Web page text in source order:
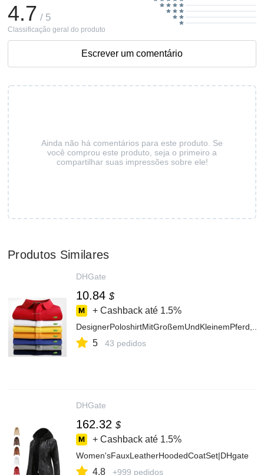
Ainda não há comentários para este produto. Se
você comprou este produto, seja o primeiro a
compartilhar suas impressões sobre ele!
4.7 / 5
Classificação geral do produto
Escrever um comentário
Produtos Similares
DHGate
10.84 $
+ Cashback até 1.5%
5 43 pedidos
DHGate
162.32 $
+ Cashback até 1.5%
Women'sFauxLeatherHoodedCoatSet|DHgate
4.8 +999 pedidos